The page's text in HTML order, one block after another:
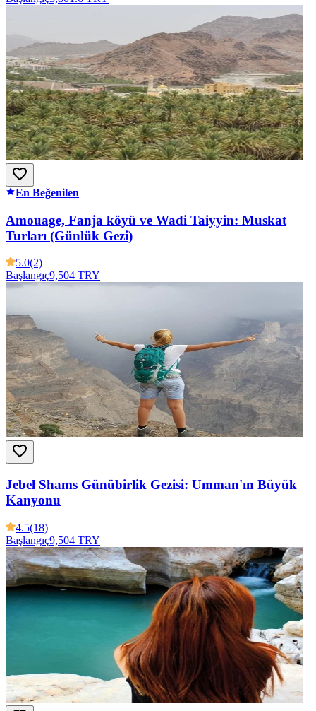
En Beğenilen
Amouage, Fanja köyü ve Wadi Taiyyin: Muskat
Turları (Günlük Gezi)
5.0(2)
Başlangıç9,504 TRY
Jebel Shams Günübirlik Gezisi: Umman'ın Büyük
Kanyonu
4.5(18)
Başlangıç9,504 TRY